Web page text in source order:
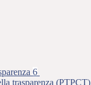
6
trasparenza (PTPCT)